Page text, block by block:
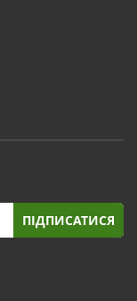
ПІДПИСАТИСЯ